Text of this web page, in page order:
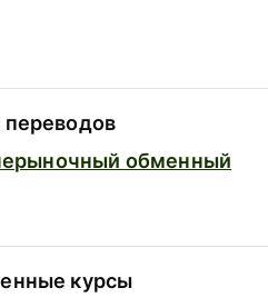
обменный
курсы